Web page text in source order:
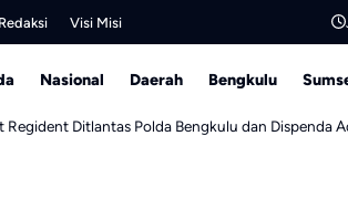
Redaksi Visi Misi
Nasional Daerah Bengkulu
Regident Ditlantas Polda Bengkulu dan Dispenda